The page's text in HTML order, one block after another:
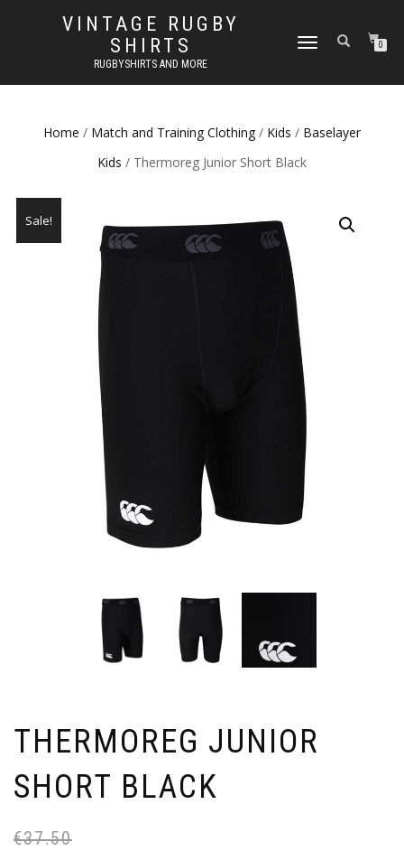
VINTAGE RUGBY
SHIRTS
RUGBYSHIRTS AND MORE
TOGGLE
0
Home / Match and Training Clothing / Kids / Baselayer
Kids / Thermoreg Junior Short Black
Sale!
THERMOREG JUNIOR
SHORT BLACK
€37.50